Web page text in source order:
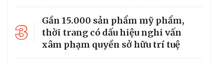
3
Gần 15.000 sản phẩm mỹ phẩm,
thời trang có dấu hiệu nghi vấn
xâm phạm quyền sở hữu trí tuệ